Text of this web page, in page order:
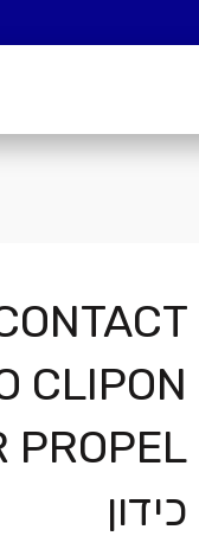
CLIPON
PROPEL
כידון